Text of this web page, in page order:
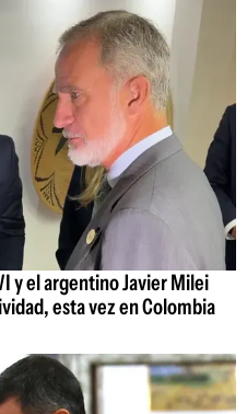
y el argentino Javier Milei
esta vez en Colombia